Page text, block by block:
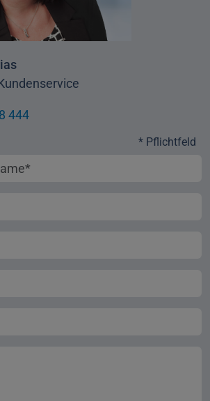
444
* Pflichtfeld